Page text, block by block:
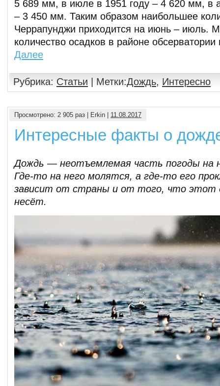
5 689 мм, в июле в 1951 году – 4 620 мм, в
– 3 450 мм. Таким образом наибольшее
Черрапунджи приходится на июнь – июль.
количество осадков в районе
Далее
Рубрика: Статьи | Метки:Дождь, Интересно
Просмотрено: 2 905 раз | Erkin | 11.08.2017
Интересные факты о
Дождь — неотъемлемая часть погоды на
Где-то на него молятся, а где-то его
зависит от страны и от того, что этот
несёт.